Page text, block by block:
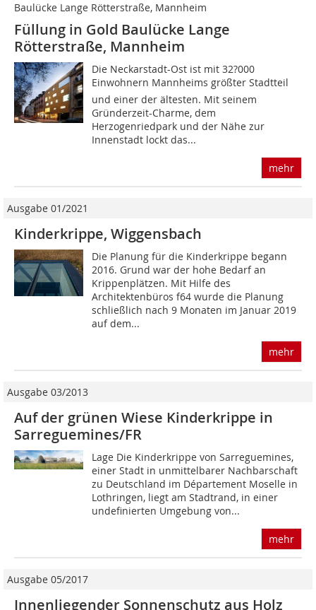
Baulücke Lange Rötterstraße, Mannheim
Füllung in Gold Baulücke Lange
Rötterstraße, Mannheim
Die Neckarstadt-Ost ist mit 32?000
Einwohnern Mannheims größter Stadtteil 
und einer der ältesten. Mit seinem
Gründerzeit-Charme, dem
Herzogenriedpark und der Nähe zur
Innenstadt lockt das...
mehr
Ausgabe 01/2021
Kinderkrippe, Wiggensbach
Die Planung für die Kinderkrippe begann
2016. Grund war der hohe Bedarf an
Krippenplätzen. Mit Hilfe des
Architektenbüros f64 wurde die Planung
schließlich nach 9 Monaten im Januar 2019
auf dem...
mehr
Ausgabe 03/2013
Auf der grünen Wiese Kinderkrippe in
Sarreguemines/FR
Lage Die Kinderkrippe von Sarreguemines,
einer Stadt in unmittelbarer Nachbarschaft
zu Deutschland im Département Moselle in
Lothringen, liegt am Stadtrand, in einer
undefinierten Umgebung von...
mehr
Ausgabe 05/2017
Innenliegender Sonnenschutz aus Holz